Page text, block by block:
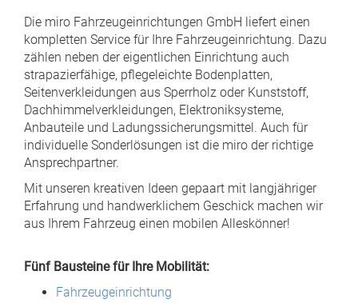
Die miro Fahrzeugeinrichtungen GmbH liefert einen
kompletten Service für Ihre Fahrzeugeinrichtung. Dazu
zählen neben der eigentlichen Einrichtung auch
strapazierfähige, pflegeleichte Bodenplatten,
Seitenverkleidungen aus Sperrholz oder Kunststoff,
Dachhimmelverkleidungen, Elektroniksysteme,
Anbauteile und Ladungssicherungsmittel. Auch für
individuelle Sonderlösungen ist die miro der richtige
Ansprechpartner.
Mit unseren kreativen Ideen gepaart mit langjähriger
Erfahrung und handwerklichem Geschick machen wir
aus Ihrem Fahrzeug einen mobilen Alleskönner!
Fünf Bausteine für Ihre Mobilität:
Fahrzeugeinrichtung